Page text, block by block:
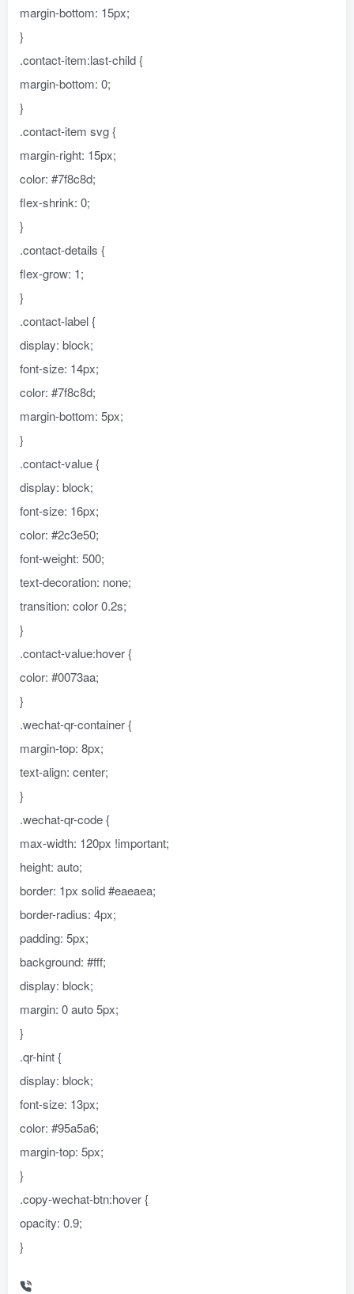
margin-bottom: 15px;
}
.contact-item:last-child {
margin-bottom: 0;
}
.contact-item svg {
margin-right: 15px;
color: #7f8c8d;
flex-shrink: 0;
}
.contact-details {
flex-grow: 1;
}
.contact-label {
display: block;
font-size: 14px;
color: #7f8c8d;
margin-bottom: 5px;
}
.contact-value {
display: block;
font-size: 16px;
color: #2c3e50;
font-weight: 500;
text-decoration: none;
transition: color 0.2s;
}
.contact-value:hover {
color: #0073aa;
}
.wechat-qr-container {
margin-top: 8px;
text-align: center;
}
.wechat-qr-code {
max-width: 120px !important;
height: auto;
border: 1px solid #eaeaea;
border-radius: 4px;
padding: 5px;
background: #fff;
display: block;
margin: 0 auto 5px;
}
.qr-hint {
display: block;
font-size: 13px;
color: #95a5a6;
margin-top: 5px;
}
.copy-wechat-btn:hover {
opacity: 0.9;
}